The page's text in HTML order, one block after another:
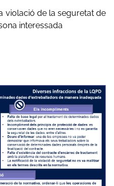
violació de la seguretat de
interessada